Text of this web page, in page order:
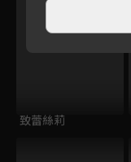
致蕾絲莉